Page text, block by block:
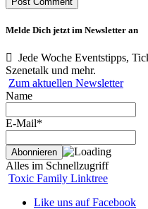
Melde Dich jetzt im Newsletter an
Jede Woche Eventstipps,
Szenetalk und mehr.
Zum aktuellen Newsletter
Name
E-Mail*
Alles im Schnellzugriff
Toxic Family Linktree
Like uns auf Facebook